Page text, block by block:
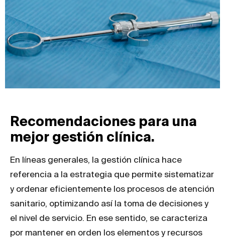
Recomendaciones para una
mejor gestión clínica.
En líneas generales, la gestión clínica hace
referencia a la estrategia que permite sistematizar
y ordenar eficientemente los procesos de atención
sanitario, optimizando así la toma de decisiones y
el nivel de servicio. En ese sentido, se caracteriza
por mantener en orden los elementos y recursos